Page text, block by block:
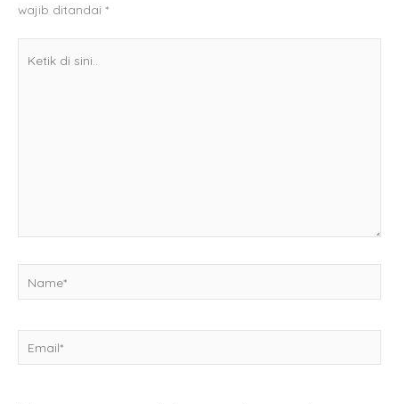
wajib ditandai *